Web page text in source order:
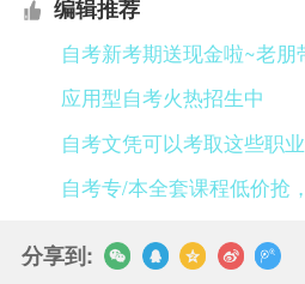
编辑推荐
自考新考期送现金啦~老朋
应用型自考火热招生中
自考文凭可以考取这些职业
自考专/本全套课程低价抢
分享到: